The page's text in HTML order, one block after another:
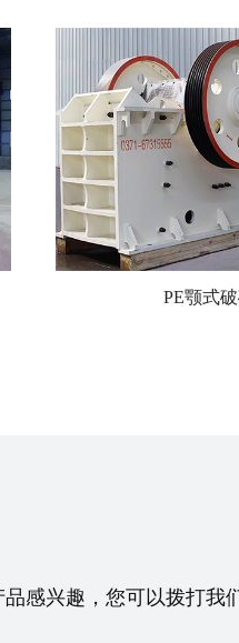
PE颚式
感兴趣，您可以拨打我